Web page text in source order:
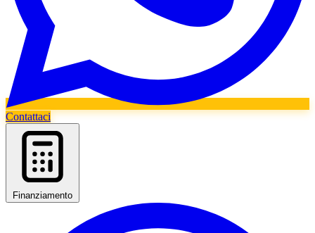
Contattaci
Finanziamento